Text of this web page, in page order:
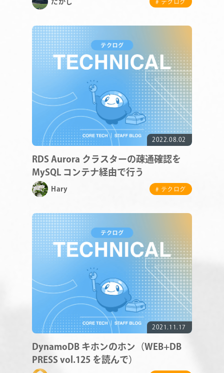
COMPANY
SERVICE
STAFF BLOG
CONTACT
RECRUIT
たかし # テクログ
2022.08.02
RDS Aurora クラスターの疎通確認を
MySQL コンテナ経由で行う
Hary # テクログ
2021.11.17
DynamoDB キホンのホン（WEB+DB
PRESS vol.125 を読んで）